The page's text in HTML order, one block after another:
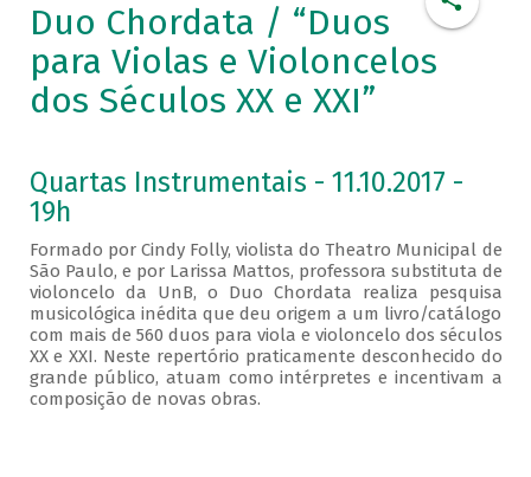
Duo Chordata / “Duos
para Violas e Violoncelos
dos Séculos XX e XXI”
Quartas Instrumentais - 11.10.2017 -
19h
Formado por Cindy Folly, violista do Theatro Municipal de
São Paulo, e por Larissa Mattos, professora substituta de
violoncelo da UnB, o Duo Chordata realiza pesquisa
musicológica inédita que deu origem a um livro/catálogo
com mais de 560 duos para viola e violoncelo dos séculos
XX e XXI. Neste repertório praticamente desconhecido do
grande público, atuam como intérpretes e incentivam a
composição de novas obras.